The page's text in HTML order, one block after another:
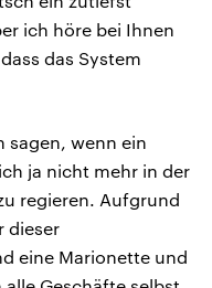
ich höre bei Ihnen
das System
sagen, wenn ein
ja nicht mehr in der
regieren. Aufgrund
dieser
eine Marionette und